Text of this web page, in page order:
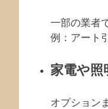
一部の業者
例：アート
家電や照
オプション